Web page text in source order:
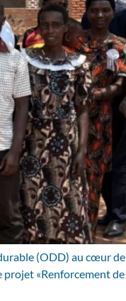
(ODD) au cœur
«Renforcement